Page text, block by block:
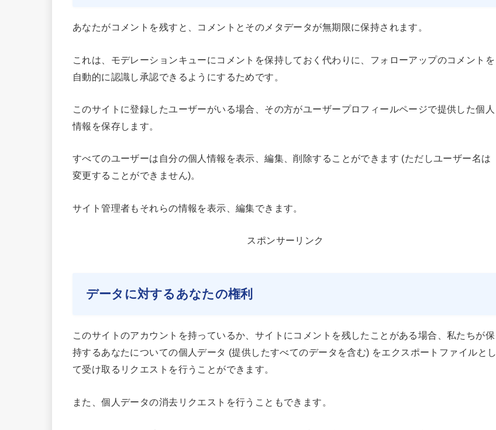
あなたがコメントを残すと、コメントとそのメタデータが無期限に保持されます。
これは、モデレーションキューにコメントを保持しておく代わりに、フォローアップのコメントを
自動的に認識し承認できるようにするためです。
このサイトに登録したユーザーがいる場合、その方がユーザープロフィールページで提供した個人
情報を保存します。
すべてのユーザーは自分の個人情報を表示、編集、削除することができます (ただしユーザー名は
変更することができません)。
サイト管理者もそれらの情報を表示、編集できます。
スポンサーリンク
データに対するあなたの権利
このサイトのアカウントを持っているか、サイトにコメントを残したことがある場合、私たちが保
持するあなたについての個人データ (提供したすべてのデータを含む) をエクスポートファイルとし
て受け取るリクエストを行うことができます。
また、個人データの消去リクエストを行うこともできます。